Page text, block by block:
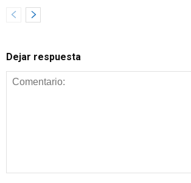
Dejar respuesta